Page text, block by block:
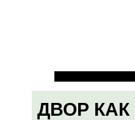
ДВОР КАК